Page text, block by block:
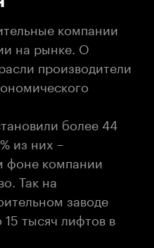
компании
на рынке. О
производители
более 44
из них –
фоне компании
Так на
заводе
тысяч лифтов в